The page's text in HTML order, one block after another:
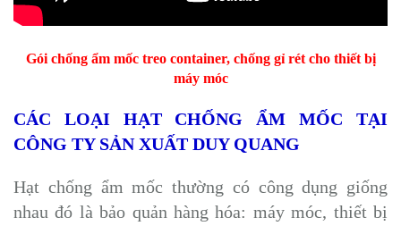
Gói chống ẩm mốc treo container, chống gỉ rét cho thiết bị
máy móc
CÁC LOẠI HẠT CHỐNG ẨM MỐC TẠI
CÔNG TY SẢN XUẤT DUY QUANG
Hạt chống ẩm mốc thường có công dụng giống
nhau đó là bảo quản hàng hóa: máy móc, thiết bị